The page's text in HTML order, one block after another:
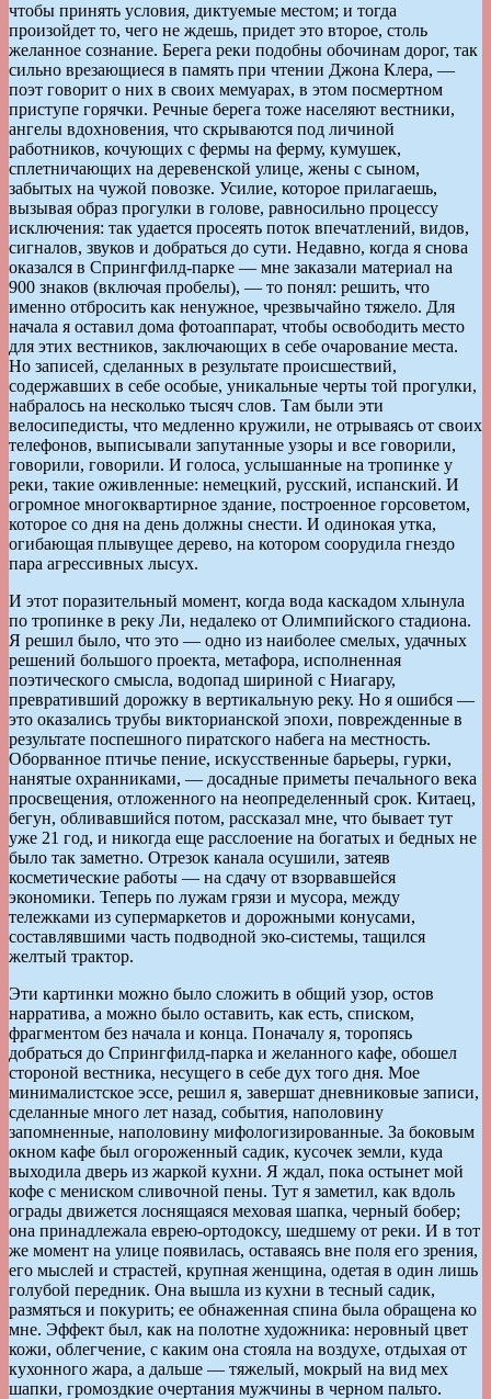
чтобы принять условия, диктуемые местом; и тогда
произойдет то, чего не ждешь, придет это второе, столь
желанное сознание. Берега реки подобны обочинам дорог, так
сильно врезающиеся в память при чтении Джона Клера, —
поэт говорит о них в своих мемуарах, в этом посмертном
приступе горячки. Речные берега тоже населяют вестники,
ангелы вдохновения, что скрываются под личиной
работников, кочующих с фермы на ферму, кумушек,
сплетничающих на деревенской улице, жены с сыном,
забытых на чужой повозке. Усилие, которое прилагаешь,
вызывая образ прогулки в голове, равносильно процессу
исключения: так удается просеять поток впечатлений, видов,
сигналов, звуков и добраться до сути. Недавно, когда я снова
оказался в Спрингфилд-парке — мне заказали материал на
900 знаков (включая пробелы), — то понял: решить, что
именно отбросить как ненужное, чрезвычайно тяжело. Для
начала я оставил дома фотоаппарат, чтобы освободить место
для этих вестников, заключающих в себе очарование места.
Но записей, сделанных в результате происшествий,
содержавших в себе особые, уникальные черты той прогулки,
набралось на несколько тысяч слов. Там были эти
велосипедисты, что медленно кружили, не отрываясь от своих
телефонов, выписывали запутанные узоры и все говорили,
говорили, говорили. И голоса, услышанные на тропинке у
реки, такие оживленные: немецкий, русский, испанский. И
огромное многоквартирное здание, построенное горсоветом,
которое со дня на день должны снести. И одинокая утка,
огибающая плывущее дерево, на котором соорудила гнездо
пара агрессивных лысух.
И этот поразительный момент, когда вода каскадом хлынула
по тропинке в реку Ли, недалеко от Олимпийского стадиона.
Я решил было, что это — одно из наиболее смелых, удачных
решений большого проекта, метафора, исполненная
поэтического смысла, водопад шириной с Ниагару,
превративший дорожку в вертикальную реку. Но я ошибся —
это оказались трубы викторианской эпохи, поврежденные в
результате поспешного пиратского набега на местность.
Оборванное птичье пение, искусственные барьеры, гурки,
нанятые охранниками, — досадные приметы печального века
просвещения, отложенного на неопределенный срок. Китаец,
бегун, обливавшийся потом, рассказал мне, что бывает тут
уже 21 год, и никогда еще расслоение на богатых и бедных не
было так заметно. Отрезок канала осушили, затеяв
косметические работы — на сдачу от взорвавшейся
экономики. Теперь по лужам грязи и мусора, между
тележками из супермаркетов и дорожными конусами,
составлявшими часть подводной эко-системы, тащился
желтый трактор.
Эти картинки можно было сложить в общий узор, остов
нарратива, а можно было оставить, как есть, списком,
фрагментом без начала и конца. Поначалу я, торопясь
добраться до Спрингфилд-парка и желанного кафе, обошел
стороной вестника, несущего в себе дух того дня. Мое
минималистское эссе, решил я, завершат дневниковые записи,
сделанные много лет назад, события, наполовину
запомненные, наполовину мифологизированные. За боковым
окном кафе был огороженный садик, кусочек земли, куда
выходила дверь из жаркой кухни. Я ждал, пока остынет мой
кофе с мениском сливочной пены. Тут я заметил, как вдоль
ограды движется лоснящаяся меховая шапка, черный бобер;
она принадлежала еврею-ортодоксу, шедшему от реки. И в тот
же момент на улице появилась, оставаясь вне поля его зрения,
его мыслей и страстей, крупная женщина, одетая в один лишь
голубой передник. Она вышла из кухни в тесный садик,
размяться и покурить; ее обнаженная спина была обращена ко
мне. Эффект был, как на полотне художника: неровный цвет
кожи, облегчение, с каким она стояла на воздухе, отдыхая от
кухонного жара, а дальше — тяжелый, мокрый на вид мех
шапки, громоздкие очертания мужчины в черном пальто.